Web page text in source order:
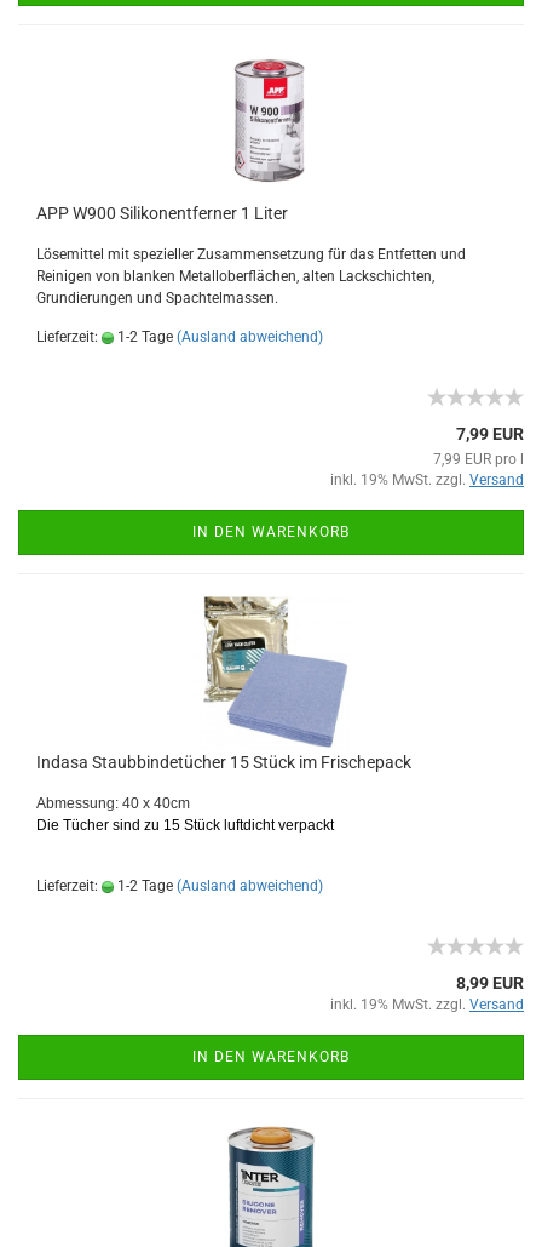
APP W900 Silikonentferner 1 Liter
Lösemittel mit spezieller Zusammensetzung für das Entfetten und
Reinigen von blanken Metalloberflächen, alten Lackschichten,
Grundierungen und Spachtelmassen.
Lieferzeit: 1-2 Tage (Ausland abweichend)
7,99 EUR
7,99 EUR pro l
inkl. 19% MwSt. zzgl. Versand
IN DEN WARENKORB
Indasa Staubbindetücher 15 Stück im Frischepack
Abmessung: 40 x 40cm
Die Tücher sind zu 15 Stück luftdicht verpackt
Lieferzeit: 1-2 Tage (Ausland abweichend)
8,99 EUR
inkl. 19% MwSt. zzgl. Versand
IN DEN WARENKORB